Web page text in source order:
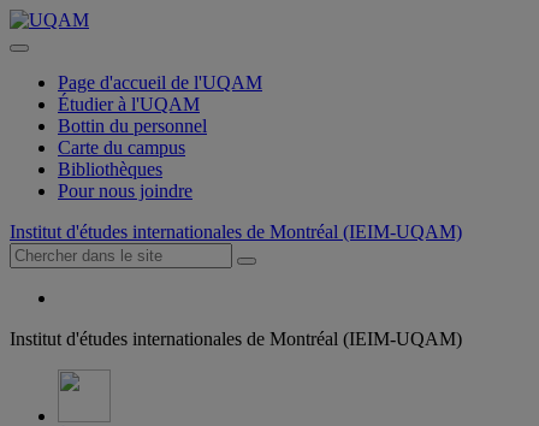
Page d'accueil de l'UQAM
Étudier à l'UQAM
Bottin du personnel
Carte du campus
Bibliothèques
Pour nous joindre
Institut d'études internationales de Montréal (IEIM-UQAM)
Institut d'études internationales de Montréal (IEIM-UQAM)